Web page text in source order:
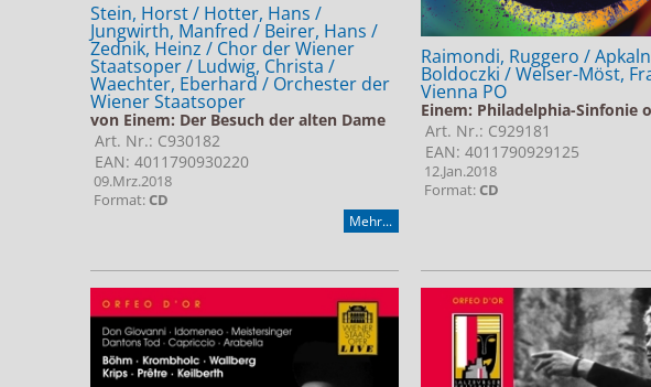
Stein, Horst / Hotter, Hans /
Jungwirth, Manfred / Beirer, Hans /
Zednik, Heinz / Chor der Wiener
Staatsoper / Ludwig, Christa /
Waechter, Eberhard / Orchester der
Wiener Staatsoper
von Einem: Der Besuch der alten Dame
Art. Nr.: C930182
EAN: 4011790930220
09.Mrz.2018
Format:CD
Mehr...
Raimondi, Ruggero /
Boldoczki / Welser-Möst,
Vienna PO
Einem: Philadelphia-Sinfonie
Art. Nr.: C929181
EAN: 4011790929125
12.Jan.2018
Format:CD